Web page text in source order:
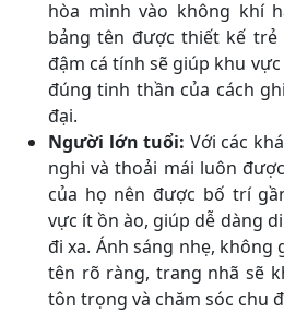
hòa mình vào không khí
bảng tên được thiết kế trẻ
đậm cá tính sẽ giúp khu
đúng tinh thần của cách
đại.
Người lớn tuổi: Với các
nghi và thoải mái luôn
của họ nên được bố trí
vực ít ồn ào, giúp dễ dàng
đi xa. Ánh sáng nhẹ, không
tên rõ ràng, trang nhã sẽ
tôn trọng và chăm sóc chu